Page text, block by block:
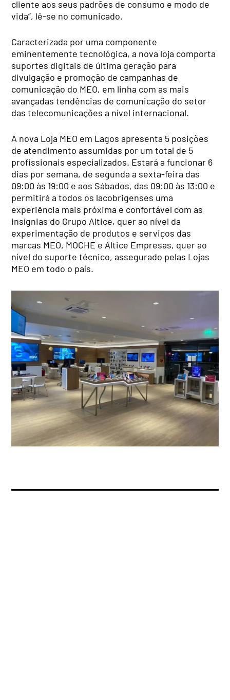
cliente aos seus padrões de consumo e modo de
vida”, lê-se no comunicado.
Caracterizada por uma componente
eminentemente tecnológica, a nova loja comporta
suportes digitais de última geração para
divulgação e promoção de campanhas de
comunicação do MEO, em linha com as mais
avançadas tendências de comunicação do setor
das telecomunicações a nível internacional.
A nova Loja MEO em Lagos apresenta 5 posições
de atendimento assumidas por um total de 5
profissionais especializados. Estará a funcionar 6
dias por semana, de segunda a sexta-feira das
09:00 às 19:00 e aos Sábados, das 09:00 às 13:00 e
permitirá a todos os lacobrigenses uma
experiência mais próxima e confortável com as
insígnias do Grupo Altice, quer ao nível da
experimentação de produtos e serviços das
marcas MEO, MOCHE e Altice Empresas, quer ao
nível do suporte técnico, assegurado pelas Lojas
MEO em todo o país.